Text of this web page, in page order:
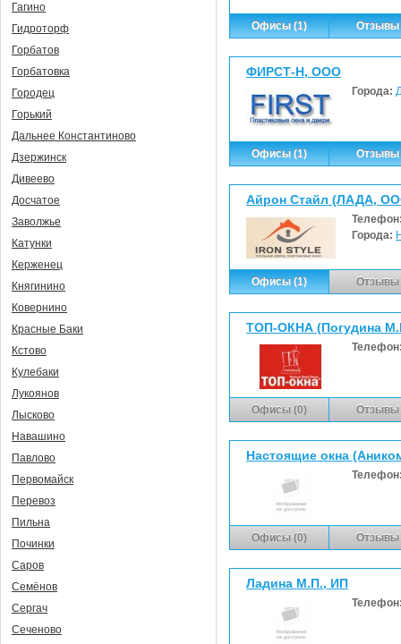
Офисы (1) Отзывы
ФИРСТ-Н, ООО
Города:
Офисы (1) Отзывы
Айрон Стайл (ЛАДА,
Города:
Офисы (1) Отзывы
ТОП-ОКНА (Погудина
Офисы (0) Отзывы
Настоящие окна
Офисы (0) Отзывы
Ладина М.П., ИП
Гагино
Гидроторф
Горбатов
Горбатовка
Городец
Горький
Дальнее Константиново
Дзержинск
Дивеево
Досчатое
Заволжье
Катунки
Керженец
Княгинино
Ковернино
Красные Баки
Кстово
Кулебаки
Лукоянов
Лысково
Навашино
Павлово
Первомайск
Перевоз
Пильна
Починки
Саров
Семёнов
Сергач
Сеченово